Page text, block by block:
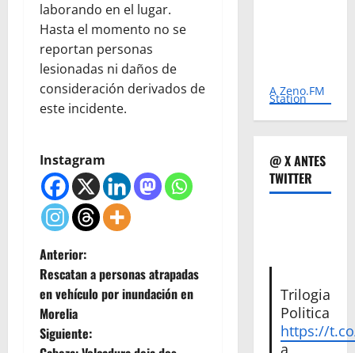
laborando en el lugar.
Hasta el momento no se
reportan personas
lesionadas ni daños de
consideración derivados de
este incidente.
Instagram
N
a
v
Anterior:
Rescatan a personas atrapadas
en vehículo por inundación en
Morelia
Siguiente:
A Zeno.FM
Station
@ X ANTES
TWITTER
Trilogia
Politica
https://